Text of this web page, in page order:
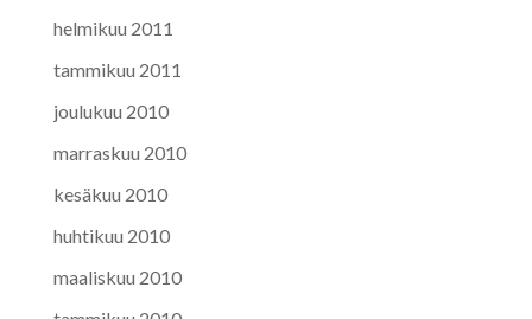
helmikuu 2011
tammikuu 2011
joulukuu 2010
marraskuu 2010
kesäkuu 2010
huhtikuu 2010
maaliskuu 2010